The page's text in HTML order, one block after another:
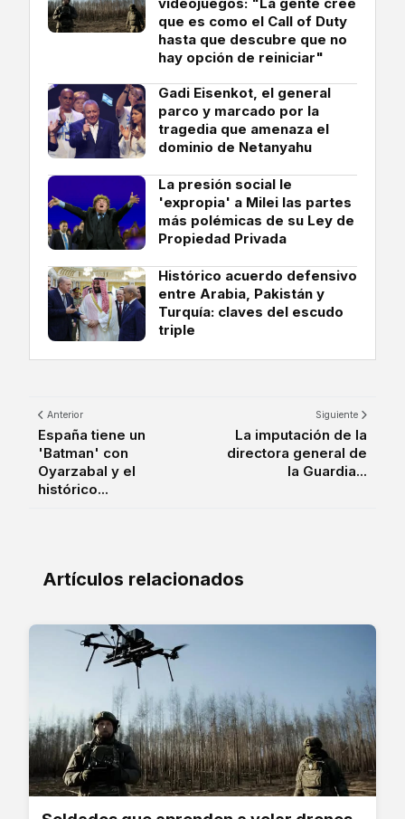
que es como el Call of Duty
hasta que descubre que no
hay opción de reiniciar"
Gadi Eisenkot, el general
parco y marcado por la
tragedia que amenaza el
dominio de Netanyahu
La presión social le
'expropia' a Milei las partes
más polémicas de su Ley de
Propiedad Privada
Histórico acuerdo defensivo
entre Arabia, Pakistán y
Turquía: claves del escudo
triple
Anterior
España tiene un
'Batman' con
Oyarzabal y el
histórico...
Siguiente
La imputación de la
directora general de
la Guardia...
Artículos relacionados